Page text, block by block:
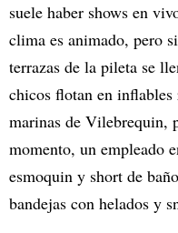
suele haber shows en
clima es animado, pero
terrazas de la pileta se
chicos flotan en inflables
marinas de Vilebrequin,
momento, un empleado
esmoquin y short de
bandejas con helados y